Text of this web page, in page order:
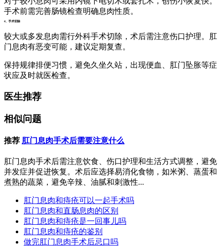
手术前需完善肠镜检查明确息肉性质。
4、手术切除
较大或多发息肉需行外科手术切除，术后需注意伤口护理。肛
门息肉有恶变可能，建议定期复查。
保持规律排便习惯，避免久坐久站，出现便血、肛门坠胀等症
状应及时就医检查。
医生推荐
相似问题
推荐 肛门息肉手术后需要注意什么
肛门息肉手术后需注意饮食、伤口护理和生活方式调整，避免
并发症并促进恢复。术后应选择易消化食物，如米粥、蒸蛋和
煮熟的蔬菜，避免辛辣、油腻和刺激性...
肛门息肉和痔疮可以一起手术吗
肛门息肉和直肠息肉的区别
肛门息肉和痔疮是一回事儿吗
肛门息肉和痔疮的鉴别
做完肛门息肉手术后忌口吗